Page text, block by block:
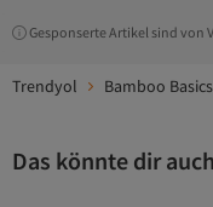
Gesponserte Artikel sind von
Trendyol Bamboo Basics
Das könnte dir